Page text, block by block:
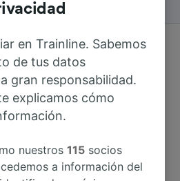
Portsmouth a Brighton
a Brighton
en tren entre Portsmouth y
El tren más veloz de
1h 17min. Alrededor de 38
67 km que separan ambas
en Trainline. Sabemos
de tus datos
gran responsabilidad.
explicamos cómo
nuestros115 socios
a información del